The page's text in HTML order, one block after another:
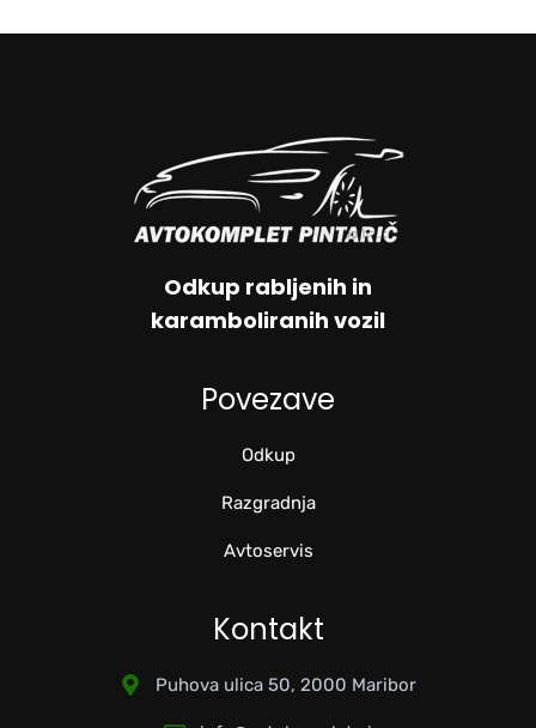
Odkup rabljenih in
karamboliranih vozil
Povezave
Odkup
Razgradnja
Avtoservis
Kontakt
Puhova ulica 50, 2000 Maribor